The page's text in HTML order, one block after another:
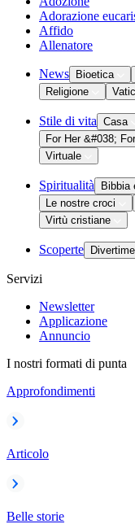
Adorazione
Affido
Allenatore
News Bioetica
Religione
Stile di vita Casa
For Her &#038;
Virtuale
Spiritualità Bibbia
Le nostre croci
Virtù cristiane
Scoperte
Servizi
Newsletter
Applicazione
Annuncio
I nostri formati di punta
Approfondimenti
Articolo
Belle storie